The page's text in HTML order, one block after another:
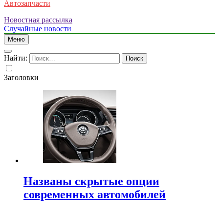
Автозапчасти
Новостная рассылка
Случайные новости
Меню
Найти:
Заголовки
Названы скрытые опции
современных автомобилей